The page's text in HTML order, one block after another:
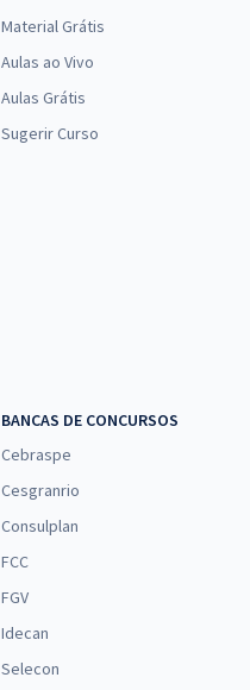
Material Grátis
Aulas ao Vivo
Aulas Grátis
Sugerir Curso
BANCAS DE CONCURSOS
Cebraspe
Cesgranrio
Consulplan
FCC
FGV
Idecan
Selecon